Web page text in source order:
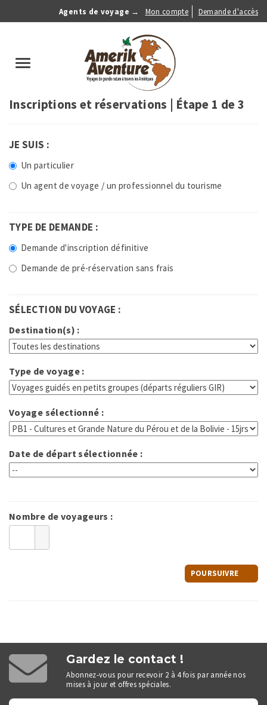
Agents de voyage →
Anonymous
Menu
Mon compte Demande d'accès
Toggle
Inscriptions et réservations | Étape 1 de 3
JE SUIS :
Un particulier
Un agent de voyage / un professionnel du tourisme
TYPE DE DEMANDE :
Demande d'inscription définitive
Demande de pré-réservation sans frais
SÉLECTION DU VOYAGE :
Destination(s) :
Type de voyage :
Voyage sélectionné :
Date de départ sélectionnée :
Nombre de voyageurs :
POURSUIVRE
Gardez le contact !
Abonnez-vous pour recevoir 2 à 4 fois par année nos
mises à jour et offres spéciales.